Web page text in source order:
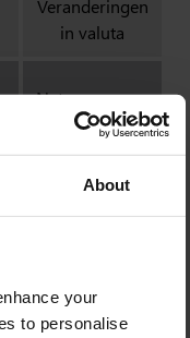
About
your
to personalise
Veranderingen
in valuta
Natuurrampen
moet het
S&OP?
nooit zullen
vijf redenen